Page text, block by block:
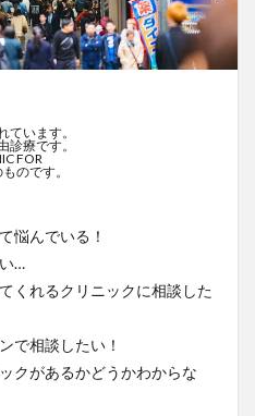
います。
療です。
FOR
のです。
悩んでいる！
…
くれるクリニックに相談した
で相談したい！
クがあるかどうかわからな